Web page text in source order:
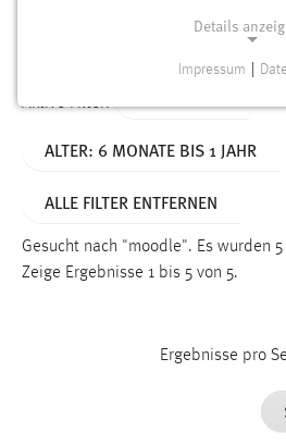
Aktive Filter:
ALTER: 6 MONATE BIS 1 JAHR
ALLE FILTER ENTFERNEN
Gesucht nach "moodle". Es wurden
Zeige Ergebnisse 1 bis 5 von 5.
Ergebnisse pro
Details
Funktionen und sind für die
Name:
Dieser Cookie speichert die
Impressum